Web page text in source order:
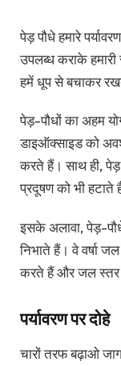
पेड़ पौधे हमारे
उपलब्ध कराके
हमें धूप से बचाकर
पेड़-पौधों का अहम
डाइऑक्साइड को
करते हैं। साथ ही,
प्रदूषण को भी हटाते
इसके अलावा, पेड़-
निभाते हैं। वे
करते हैं और जल स्तर
पर्यावरण पर दोहे
चारों तरफ बढ़ाओ